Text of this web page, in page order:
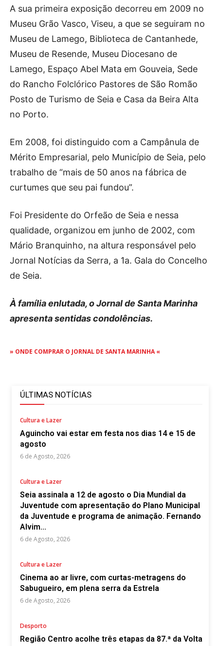
Voz da Solidariedade
»»» Fundação Aurora Borges
AUTÁRQUICAS 2025 em Seia
Contactos
Facebook Instagram Youtube
Estatuto editorial Sobre o Jornal
Contactos
Ficha Técnica
A sua primeira exposição decorreu em 2009 no
Museu Grão Vasco, Viseu, a que se seguiram no
Museu de Lamego, Biblioteca de Cantanhede,
Museu de Resende, Museu Diocesano de
Lamego, Espaço Abel Mata em Gouveia, Sede
do Rancho Folclórico Pastores de São Romão
Posto de Turismo de Seia e Casa da Beira Alta
no Porto.
Em 2008, foi distinguido com a Campânula de
Mérito Empresarial, pelo Município de Seia, pelo
trabalho de “mais de 50 anos na fábrica de
curtumes que seu pai fundou”.
Foi Presidente do Orfeão de Seia e nessa
qualidade, organizou em junho de 2002, com
Mário Branquinho, na altura responsável pelo
Jornal Notícias da Serra, a 1a. Gala do Concelho
de Seia.
À família enlutada, o Jornal de Santa Marinha
apresenta sentidas condolências.
» ONDE COMPRAR O JORNAL DE SANTA MARINHA «
ÚLTIMAS NOTÍCIAS
Cultura e Lazer
Aguincho vai estar em festa nos dias 14 e 15 de
agosto
6 de Agosto, 2026
Cultura e Lazer
Seia assinala a 12 de agosto o Dia Mundial da
Juventude com apresentação do Plano Municipal
da Juventude e programa de animação. Fernando
Alvim...
6 de Agosto, 2026
Cultura e Lazer
Cinema ao ar livre, com curtas-metragens do
Sabugueiro, em plena serra da Estrela
6 de Agosto, 2026
Desporto
Região Centro acolhe três etapas da 87.ª da Volta